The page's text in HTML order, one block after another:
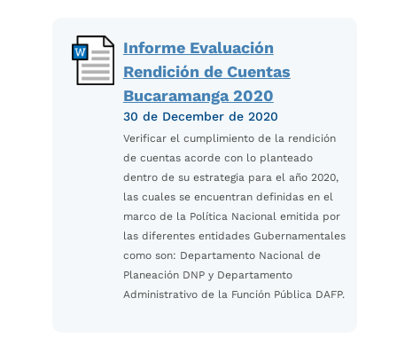
Informe Evaluación
Rendición de Cuentas
Bucaramanga 2020
30 de December de 2020
Verificar el cumplimiento de la rendición
de cuentas acorde con lo planteado
dentro de su estrategia para el año 2020,
las cuales se encuentran definidas en el
marco de la Política Nacional emitida por
las diferentes entidades Gubernamentales
como son: Departamento Nacional de
Planeación DNP y Departamento
Administrativo de la Función Pública DAFP.